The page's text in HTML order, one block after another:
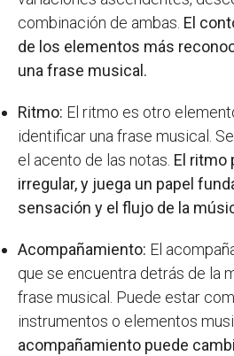
combinación de ambas. El
de los elementos más
una frase musical.
Ritmo: El ritmo es otro
identificar una frase musical.
el acento de las notas. El ritmo
irregular, y juega un papel
sensación y el flujo de la
Acompañamiento: El
que se encuentra detrás de la
frase musical. Puede estar
instrumentos o elementos
acompañamiento puede